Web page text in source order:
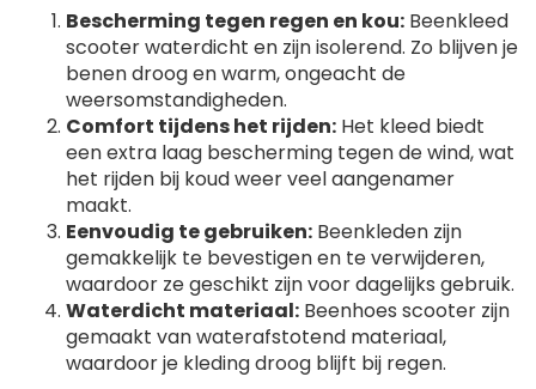
Bescherming tegen regen en kou: Beenkleed
scooter waterdicht en zijn isolerend. Zo blijven je
benen droog en warm, ongeacht de
weersomstandigheden.
Comfort tijdens het rijden: Het kleed biedt
een extra laag bescherming tegen de wind, wat
het rijden bij koud weer veel aangenamer
maakt.
Eenvoudig te gebruiken: Beenkleden zijn
gemakkelijk te bevestigen en te verwijderen,
waardoor ze geschikt zijn voor dagelijks gebruik.
Waterdicht materiaal: Beenhoes scooter zijn
gemaakt van waterafstotend materiaal,
waardoor je kleding droog blijft bij regen.